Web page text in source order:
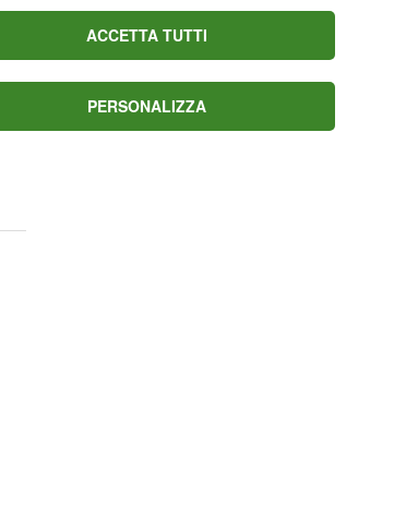
la relazione
che vi
senza
ACCETTA TUTTI
PERSONALIZZA